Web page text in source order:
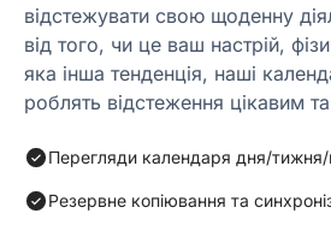
відстежувати свою щоденну
від того, чи це ваш настрій,
яка інша тенденція, наші
роблять відстеження цікавим
Перегляди календаря дня/тижня/
Резервне копіювання та